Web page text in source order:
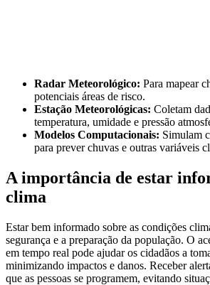
Radar Meteorológico: Para mapear
potenciais áreas de risco.
Estação Meteorológicas: Coletam
temperatura, umidade e pressão
Modelos Computacionais: Simulam
para prever chuvas e outras variáveis
A importância de estar
clima
Estar bem informado sobre as condições
segurança e a preparação da população. O
em tempo real pode ajudar os cidadãos a
minimizando impactos e danos. Receber
que as pessoas se programem, evitando